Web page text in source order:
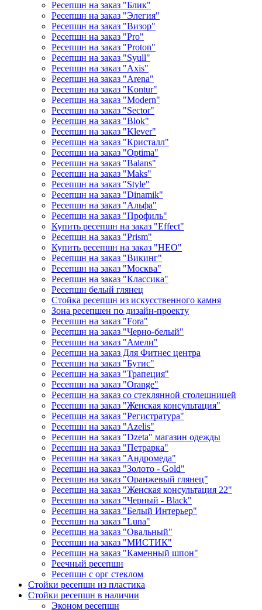
Ресепшн на заказ "Блик"
Ресепшн на заказ "Элегия"
Ресепшн на заказ "Визор"
Ресепшн на заказ "Pro"
Ресепшн на заказ "Proton"
Ресепшн на заказ "Syull"
Ресепшн на заказ "Axis"
Ресепшн на заказ "Arena"
Ресепшн на заказ "Kontur"
Ресепшн на заказ "Modern"
Ресепшн на заказ "Sector"
Ресепшн на заказ "Blok"
Ресепшн на заказ "Klever"
Ресепшн на заказ "Кристалл"
Ресепшн на заказ "Optima"
Ресепшн на заказ "Balans"
Ресепшн на заказ "Maks"
Ресепшн на заказ "Style"
Ресепшн на заказ "Dinamik"
Ресепшн на заказ "Альфа"
Ресепшн на заказ "Профиль"
Купить ресепшн на заказ "Effect"
Ресепшн на заказ "Prism"
Купить ресепшн на заказ "НЕО"
Ресепшн на заказ "Викинг"
Ресепшн на заказ "Москва"
Ресепшн на заказ "Классика"
Ресепшн белый глянец
Стойка ресепшн из искусственного камня
Зона ресепшен по дизайн-проекту
Ресепшн на заказ "Fora"
Ресепшн на заказ "Черно-белый"
Ресепшн на заказ "Амели"
Ресепшн на заказ Для Фитнес центра
Ресепшн на заказ "Бутис"
Ресепшн на заказ "Трапеция"
Ресепшн на заказ "Orange"
Ресепшн на заказ со стеклянной столешницей
Ресепшн на заказ "Женская консультация"
Ресепшн на заказ "Регистратура"
Ресепшн на заказ "Azelis"
Ресепшн на заказ "Dzeta" магазин одежды
Ресепшн на заказ "Петрарка"
Ресепшн на заказ "Андромеда"
Ресепшн на заказ "Золото - Gold"
Ресепшн на заказ "Оранжевый глянец"
Ресепшн на заказ "Женская консультация 22"
Ресепшн на заказ "Черный - Black"
Ресепшн на заказ "Белый Интерьер"
Ресепшн на заказ "Luna"
Ресепшн на заказ "Овальный"
Ресепшн на заказ "МИСТИК"
Ресепшн на заказ "Каменный шпон"
Реечный ресепшн
Ресепшн с орг стеклом
Стойки ресепшн из пластика
Стойки ресепшн в наличии
Эконом ресепшн